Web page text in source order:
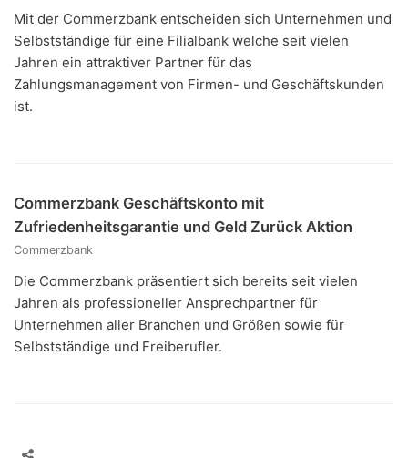
Mit der Commerzbank entscheiden sich Unternehmen und
Selbstständige für eine Filialbank welche seit vielen
Jahren ein attraktiver Partner für das
Zahlungsmanagement von Firmen- und Geschäftskunden
ist.
Commerzbank Geschäftskonto mit
Zufriedenheitsgarantie und Geld Zurück Aktion
Commerzbank
Die Commerzbank präsentiert sich bereits seit vielen
Jahren als professioneller Ansprechpartner für
Unternehmen aller Branchen und Größen sowie für
Selbstständige und Freiberufler.